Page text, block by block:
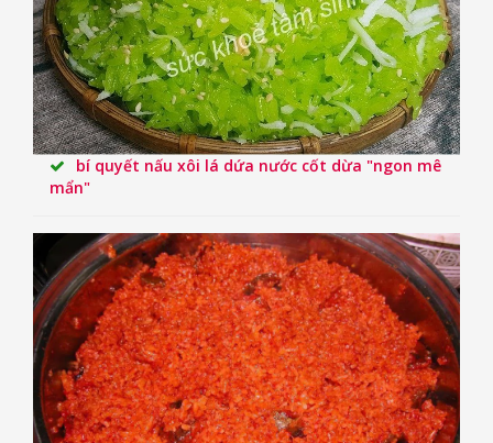
bí quyết nấu xôi lá dứa nước cốt dừa "ngon mê
mẩn"